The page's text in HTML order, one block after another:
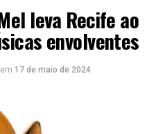
leva Recife ao
envolventes
em 17 de maio de 2024